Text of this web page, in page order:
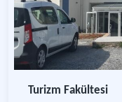
Turizm Fakültesi